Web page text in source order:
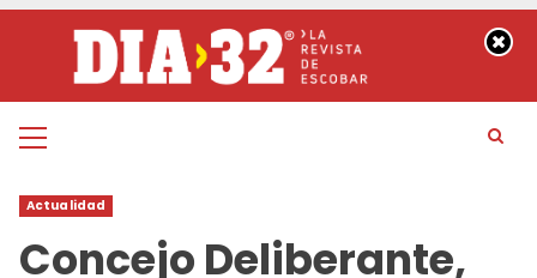
contenido
Menú
Actualidad
Concejo Deliberante,